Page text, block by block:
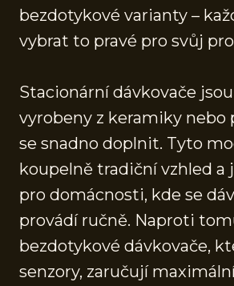
bezdotykové varianty –
vybrat to pravé pro svůj
Stacionární dávkovače
vyrobeny z keramiky nebo
se snadno doplnit. Tyto
koupelně tradiční vzhled a
pro domácnosti, kde se
provádí ručně. Naproti
bezdotykové dávkovače,
senzory, zaručují